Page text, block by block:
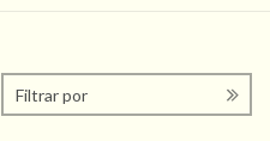
Filtrar por